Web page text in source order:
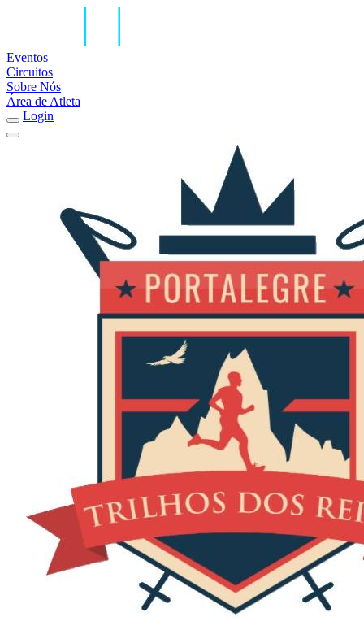
Eventos
Circuitos
Sobre Nós
Área de Atleta
Login